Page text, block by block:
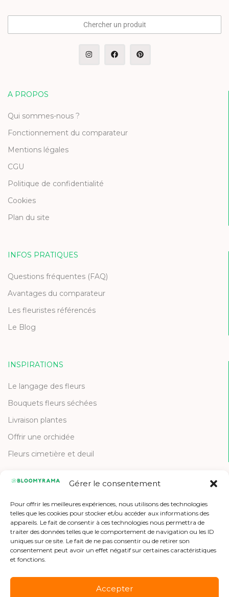
Gérer le consentement
Pour offrir les meilleures expériences, nous utilisons des technologies
telles que les cookies pour stocker et/ou accéder aux informations des
appareils. Le fait de consentir à ces technologies nous permettra de
traiter des données telles que le comportement de navigation ou les ID
uniques sur ce site. Le fait de ne pas consentir ou de retirer son
consentement peut avoir un effet négatif sur certaines caractéristiques
et fonctions.
Accepter
Chercher un produit
A PROPOS
Qui sommes-nous ?
Fonctionnement du comparateur
Mentions légales
CGU
Politique de confidentialité
Cookies
Plan du site
INFOS PRATIQUES
Questions fréquentes (FAQ)
Avantages du comparateur
Les fleuristes référencés
Le Blog
INSPIRATIONS
Le langage des fleurs
Bouquets fleurs séchées
Livraison plantes
Offrir une orchidée
Fleurs cimetière et deuil
Contactez-nous
Etre référencé
Offres d'emploi